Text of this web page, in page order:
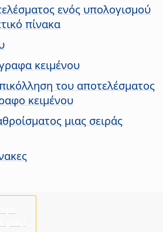
ενός υπολογισμού
πίνακα
κειμένου
του αποτελέσματος
κειμένου
μιας σειράς